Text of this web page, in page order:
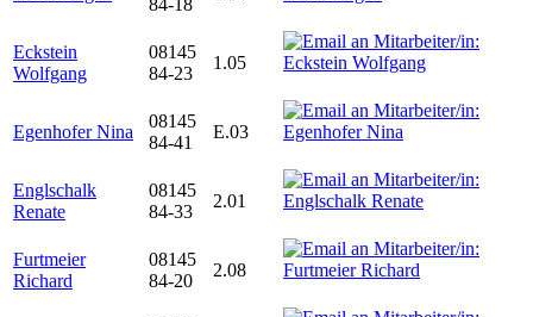
84-18
Eckstein
Wolfgang
08145
84-23
1.05
Egenhofer Nina
08145
84-41
E.03
Englschalk
Renate
08145
84-33
2.01
Furtmeier
Richard
08145
84-20
2.08